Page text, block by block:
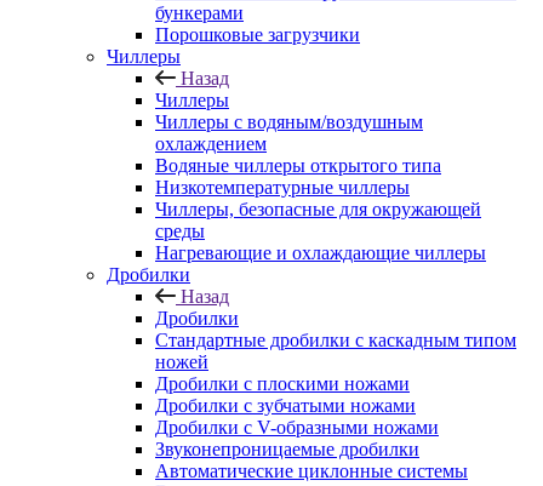
бункерами
Порошковые загрузчики
Чиллеры
Назад
Чиллеры
Чиллеры с водяным/воздушным
охлаждением
Водяные чиллеры открытого типа
Низкотемпературные чиллеры
Чиллеры, безопасные для окружающей
среды
Нагревающие и охлаждающие чиллеры
Дробилки
Назад
Дробилки
Стандартные дробилки с каскадным типом
ножей
Дробилки с плоскими ножами
Дробилки с зубчатыми ножами
Дробилки с V-образными ножами
Звуконепроницаемые дробилки
Автоматические циклонные системы